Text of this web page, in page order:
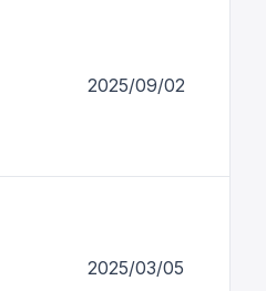
2025/09/02
2025/03/05